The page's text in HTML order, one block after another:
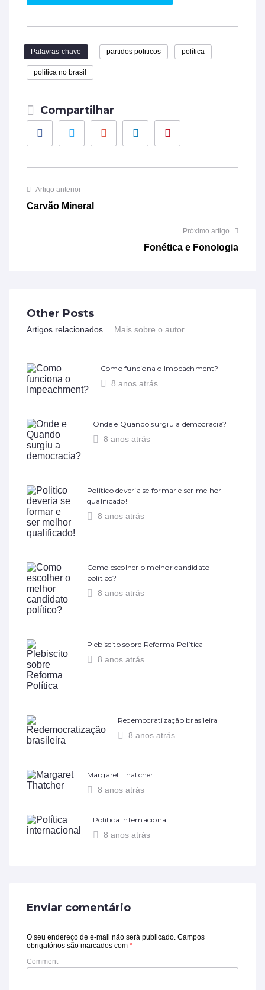
Palavras-chave partidos politicos política
política no brasil
Compartilhar
FacebookTwitter Google+ LinkedIn
Artigo anterior
Carvão Mineral
Próximo artigo
Fonética e Fonologia
Other Posts
Artigos relacionados Mais sobre o autor
Como funciona o Impeachment?
8 anos atrás
Onde e Quando surgiu a democracia?
8 anos atrás
Politico deveria se formar e ser melhor
qualificado!
8 anos atrás
Como escolher o melhor candidato
político?
8 anos atrás
Plebiscito sobre Reforma Política
8 anos atrás
Redemocratização brasileira
8 anos atrás
Margaret Thatcher
8 anos atrás
Política internacional
8 anos atrás
Enviar comentário
O seu endereço de e-mail não será publicado. Campos
obrigatórios são marcados com *
Comment